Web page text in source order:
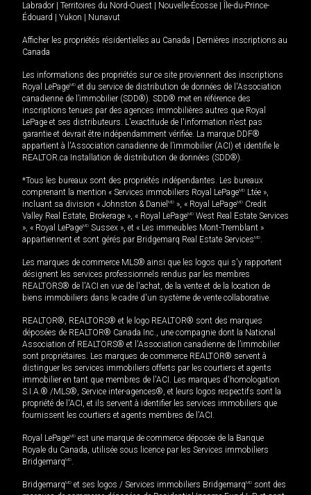
Labrador
Territoires du Nord-Ouest Nouvelle-Écosse
Île-du-Prince-
Édouard
Yukon Nunavut
Afficher les propriétés résidentielles au Canada
Dernières inscriptions au
Canada
Les informations des propriétés sur ce site proviennent des inscriptions
Royal LePageMD et du service de distribution de données de l'Association
canadienne de l’immobilier (SDD®). SDD® met en référence des
inscriptions tenues par des agences immobilières autres que Royal
LePage et ses distributeurs. L'exactitude de l'information n'est pas
garantie et devrait être indépendamment vérifiée. La marque DDF®
appartient à l'Association canadienne de l’immobilier (ACI) et identifie le
REALTOR.ca Installation de distribution de données (SDD®).
*Tous les bureaux sont des propriétés indépendantes. Les bureaux
comprenant la mention « Services immobiliers Royal LePageMD Ltée »,
incluant sa division « Johnston & Daniel MD », « Royal LePageMD Credit
Valley Real Estate, Brokerage », « Royal LePageMD West Real Estate Services
», « Royal LePageMD Sussex », et « Les immeubles Mont-Tremblant »
appartiennent et sont gérés par Bridgemarq Real Estate ServicesMD.
Les marques de commerce MLS® ainsi que les logos qui s'y rapportent
désignent les services professionnels rendus par les membres
REALTORS® de l'ACI en vue de l'achat, de la vente et de la location de
biens immobiliers dans le cadre d'un système de vente collaborative.
REALTOR®, REALTORS® et le logo REALTOR® sont des marques
déposées de REALTOR® Canada Inc., une compagnie dont la National
Association of REALTORS® et l'Association canadienne de l’immobilier
sont propriétaires. Les marques de commerce REALTOR® servent à
distinguer les services immobiliers offerts par les courtiers et agents
immobilier en tant que membres de l'ACI. Les marques d'homologation
S.I.A.® /MLS®, Service inter-agences®, et leurs logos respectifs sont la
propriété de l'ACI, et ils servent à identifier les services immobiliers que
fournissent les courtiers et agents membres de l'ACI.
Royal LePageMD est une marque de commerce déposée de la Banque
Royale du Canada, utilisée sous licence par les Services immobiliers
BridgemarqMD.
BridgemarqMD et ses logos / Services immobiliers BridgemarqMD sont des